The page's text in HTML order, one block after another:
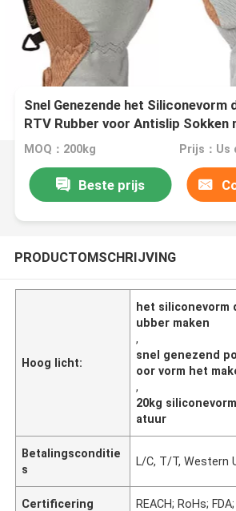
Snel Genezende het Siliconevorm
RTV Rubber voor Antislip Sokken
MOQ：200kg Prijs：Us
Beste prijs
PRODUCTOMSCHRIJVING
Hoog licht:
het siliconevorm
ubber maken
,
snel genezend
oor vorm het
,
20kg
atuur
Betalingsconditie
s
L/C, T/T, Western
Certificering REACH; RoHs;